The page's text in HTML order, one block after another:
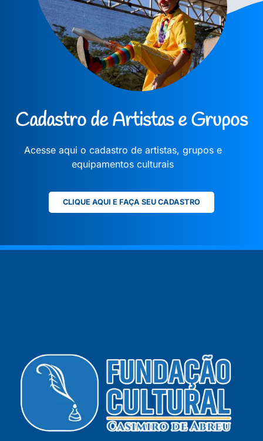
Cadastro de Artistas e Grupos
Acesse aqui o cadastro de artistas, grupos e
equipamentos culturais
CLIQUE AQUI E FAÇA SEU CADASTRO